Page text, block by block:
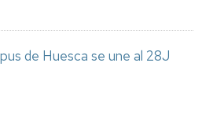
de Huesca se une al 28J